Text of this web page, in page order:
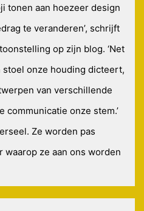
tonen aan hoezeer design
te veranderen’, schrijft
op zijn blog. ‘Net
onze houding dicteert,
van verschillende
communicatie onze stem.’
Ze worden pas
ze aan ons worden